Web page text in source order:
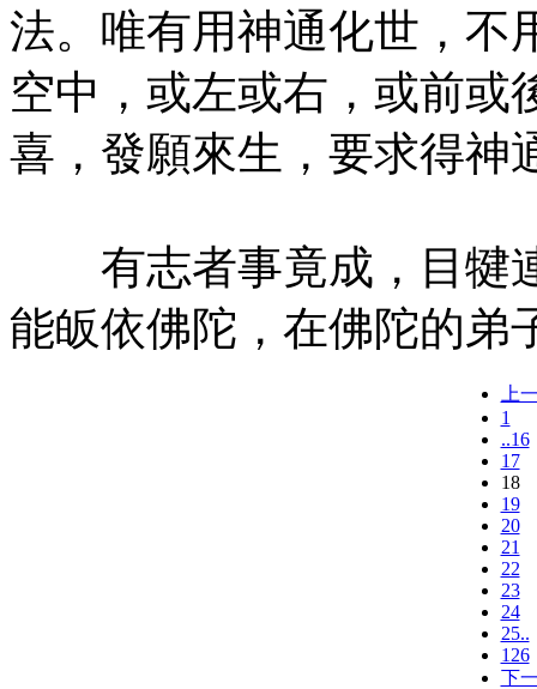
法。唯有用神通化世，不
空中，或左或右，或前或
喜，發願來生，要求得神
有志者事竟成，目犍
能皈依佛陀，在佛陀的弟
上
1
..16
17
18
19
20
21
22
23
24
25..
126
下